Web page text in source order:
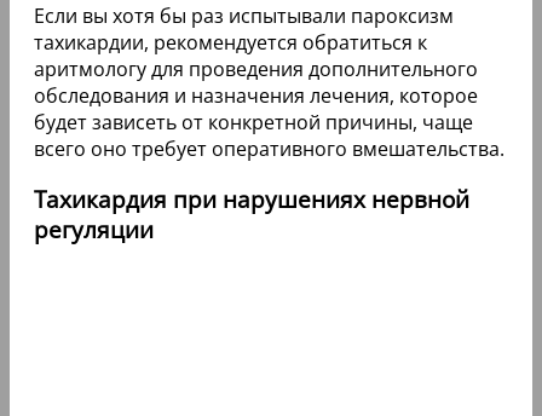
Если вы хотя бы раз испытывали пароксизм
тахикардии, рекомендуется обратиться к
аритмологу для проведения дополнительного
обследования и назначения лечения, которое
будет зависеть от конкретной причины, чаще
всего оно требует оперативного вмешательства.
Тахикардия при нарушениях нервной
регуляции